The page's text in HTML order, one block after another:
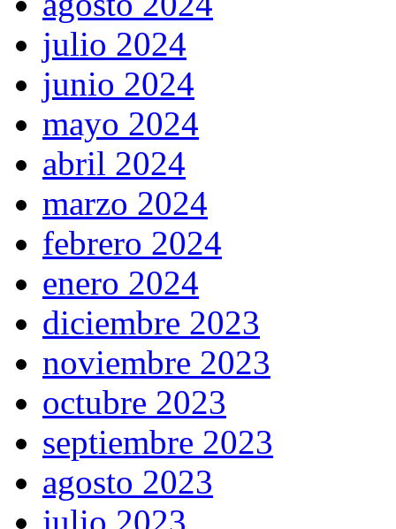
julio 2024
junio 2024
mayo 2024
abril 2024
marzo 2024
febrero 2024
enero 2024
diciembre 2023
noviembre 2023
octubre 2023
septiembre 2023
agosto 2023